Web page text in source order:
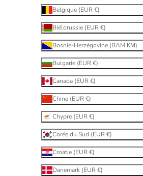
Belgique (EUR €)
Biélorussie (EUR €)
Bosnie-Herzégovine (BAM КМ)
Bulgarie (EUR €)
Canada (EUR €)
Chine (EUR €)
Chypre (EUR €)
Corée du Sud (EUR €)
Croatie (EUR €)
Danemark (EUR €)